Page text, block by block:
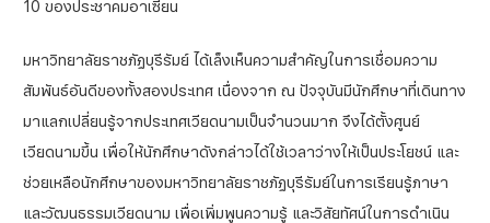
10 ของประชาคมอาเซียน
มหาวิทยาลัยราชภัฏบุรีรัมย์ ได้เล็งเห็นความสำคัญในการเชื่อมความ
สัมพันธ์อันดีของทั้งสองประเทศ เนื่องจาก ณ ปัจจุบันมีนักศึกษาที่เดินทาง
มาแลกเปลี่ยนรู้จากประเทศเวียดนามเป็นจำนวนมาก จึงได้ตั้งศูนย์
เวียดนามขึ้น เพื่อให้นักศึกษาดังกล่าวได้ใช้เวลาว่างให้เป็นประโยชน์ และ
ช่วยเหลือนักศึกษาของมหาวิทยาลัยราชภัฏบุรีรัมย์ในการเรียนรู้ภาษา
และวัฒนธรรมเวียดนาม เพื่อเพิ่มพูนความรู้ และวิสัยทัศน์ในการดำเนิน